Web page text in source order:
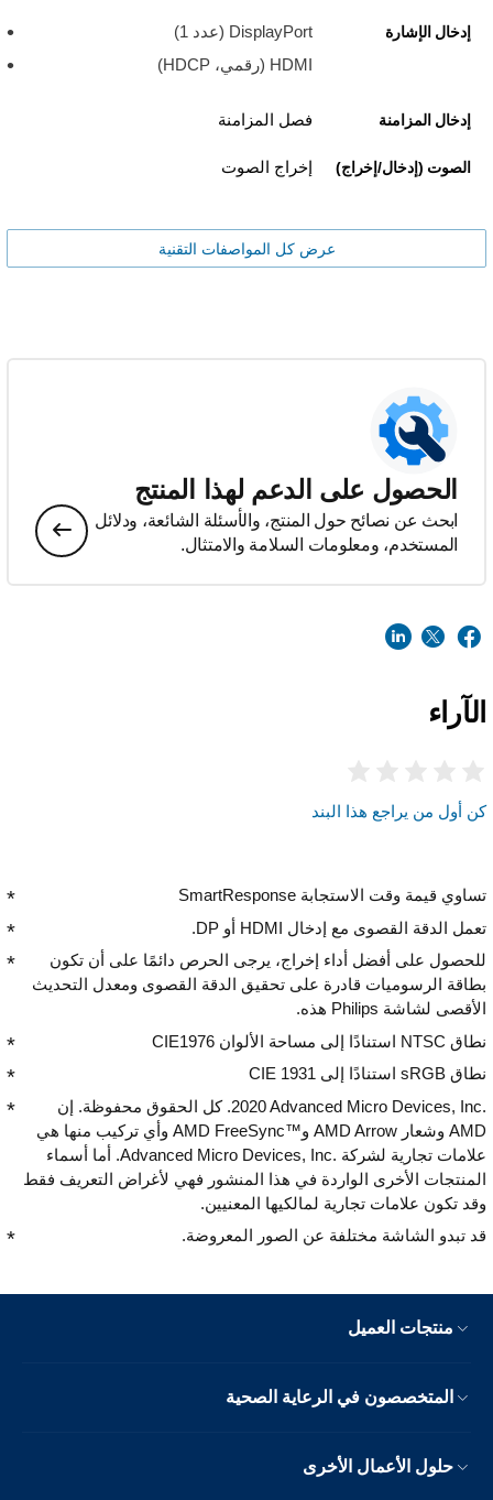
إدخال الإشارة
DisplayPort (عدد 1)
HDMI (رقمي، HDCP)
إدخال المزامنة فصل المزامنة
الصوت (إدخال/إخراج) إخراج الصوت
عرض كل المواصفات التقنية
الحصول على الدعم لهذا المنتج
ابحث عن نصائح حول المنتج، والأسئلة الشائعة، ودلائل
المستخدم، ومعلومات السلامة والامتثال.
الآراء
كن أول من يراجع هذا البند
تساوي قيمة وقت الاستجابة SmartResponse
تعمل الدقة القصوى مع إدخال HDMI أو DP.
للحصول على أفضل أداء إخراج، يرجى الحرص دائمًا على أن تكون
بطاقة الرسوميات قادرة على تحقيق الدقة القصوى ومعدل التحديث
الأقصى لشاشة Philips هذه.
نطاق NTSC استنادًا إلى مساحة الألوان CIE1976
نطاق sRGB استنادًا إلى CIE 1931
‎2020 Advanced Micro Devices, Inc.‎. كل الحقوق محفوظة. إن
AMD وشعار AMD Arrow وAMD FreeSync™‎ وأي تركيب منها هي
علامات تجارية لشركة Advanced Micro Devices, Inc.‎. أما أسماء
المنتجات الأخرى الواردة في هذا المنشور فهي لأغراض التعريف فقط
وقد تكون علامات تجارية لمالكيها المعنيين.
قد تبدو الشاشة مختلفة عن الصور المعروضة.
منتجات العميل
المتخصصون في الرعاية الصحية
حلول الأعمال الأخرى